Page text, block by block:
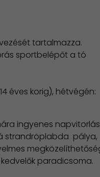
tartalmazza.​​​
sportbelépőt a tó
éves korig), hétvégén:
ingyenes napvitorlás
strandröplabda pálya,
paradicsoma.